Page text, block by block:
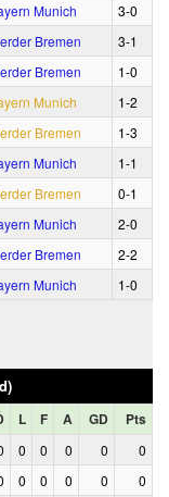
Munich
3‑0
Bremen
3‑1
Bremen
1‑0
Munich
1‑2
Bremen
1‑3
Munich
1‑1
Bremen
0‑1
Munich
2‑0
Bremen
2‑2
Munich 1‑0
L F A GD Pts
0 0 0 0
0
0 0 0 0
0